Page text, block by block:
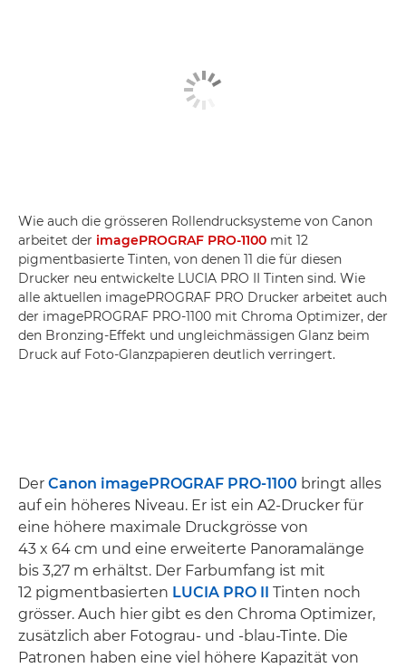
Wie auch die grösseren Rollendrucksysteme von Canon
arbeitet der imagePROGRAF PRO-1100 mit 12
pigmentbasierte Tinten, von denen 11 die für diesen
Drucker neu entwickelte LUCIA PRO II Tinten sind. Wie
alle aktuellen imagePROGRAF PRO Drucker arbeitet auch
der imagePROGRAF PRO-1100 mit Chroma Optimizer, der
den Bronzing-Effekt und ungleichmässigen Glanz beim
Druck auf Foto-Glanzpapieren deutlich verringert.
Der Canon imagePROGRAF PRO-1100 bringt alles
auf ein höheres Niveau. Er ist ein A2-Drucker für
eine höhere maximale Druckgrösse von
43 x 64 cm und eine erweiterte Panoramalänge
bis 3,27 m erhältst. Der Farbumfang ist mit
12 pigmentbasierten LUCIA PRO II Tinten noch
grösser. Auch hier gibt es den Chroma Optimizer,
zusätzlich aber Fotograu- und -blau-Tinte. Die
Patronen haben eine viel höhere Kapazität von